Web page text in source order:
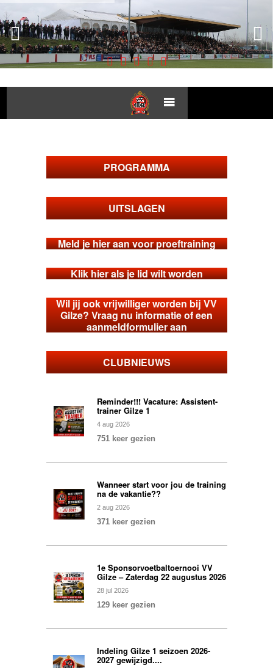
PROGRAMMA
UITSLAGEN
Meld je hier aan voor proeftraining
Klik hier als je lid wilt worden
Wil jij ook vrijwilliger worden bij VV
Gilze? Vraag nu informatie of een
aanmeldformulier aan
CLUBNIEUWS
Reminder!!! Vacature: Assistent-
trainer Gilze 1
4 aug 2026
751 keer gezien
Wanneer start voor jou de training
na de vakantie??
2 aug 2026
371 keer gezien
1e Sponsorvoetbaltoernooi VV
Gilze – Zaterdag 22 augustus 2026
28 jul 2026
129 keer gezien
Indeling Gilze 1 seizoen 2026-
2027 gewijzigd....